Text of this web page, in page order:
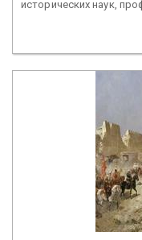
исторических наук,